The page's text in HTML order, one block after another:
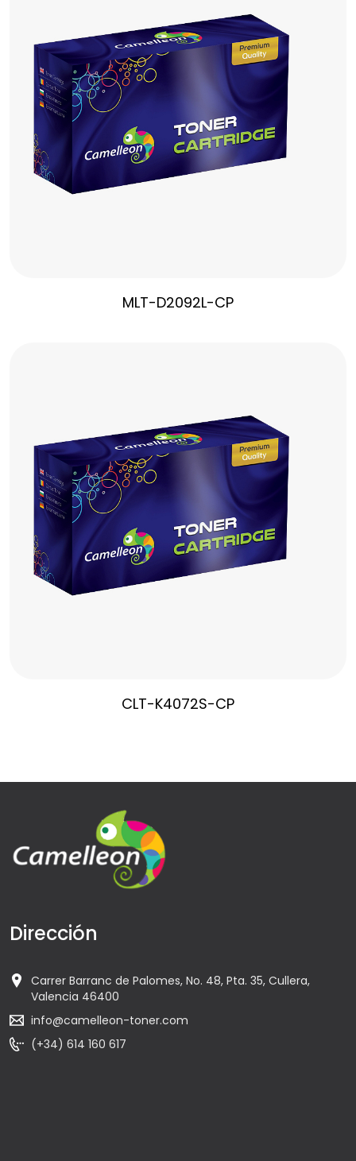
MLT-D2092L-CP
CLT-K4072S-CP
Dirección
Carrer Barranc de Palomes, No. 48, Pta. 35, Cullera,
Valencia 46400
info@camelleon-toner.com
(+34) 614 160 617